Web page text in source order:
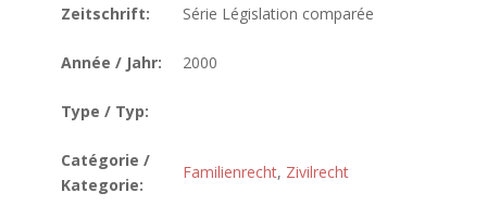
Zeitschrift:
Série Législation comparée
Année / Jahr: 2000
Type / Typ:
Catégorie /
Kategorie:
Familienrecht, Zivilrecht